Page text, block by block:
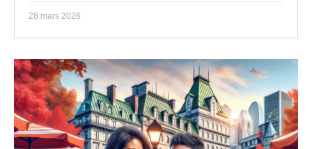
28 mars 2026